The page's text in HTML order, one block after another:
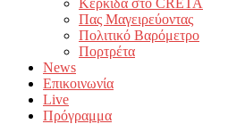
Κερκίδα στο CRETA
Πας Μαγειρεύοντας
Πολιτικό Βαρόμετρο
Πορτρέτα
News
Επικοινωνία
Live
Πρόγραμμα